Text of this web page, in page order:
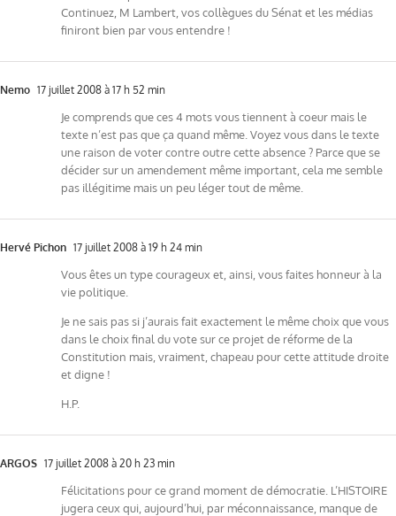
Continuez, M Lambert, vos collègues du Sénat et les médias
finiront bien par vous entendre !
Nemo 17 juillet 2008 à 17 h 52 min
Je comprends que ces 4 mots vous tiennent à coeur mais le
texte n’est pas que ça quand même. Voyez vous dans le texte
une raison de voter contre outre cette absence ? Parce que se
décider sur un amendement même important, cela me semble
pas illégitime mais un peu léger tout de même.
Hervé Pichon 17 juillet 2008 à 19 h 24 min
Vous êtes un type courageux et, ainsi, vous faites honneur à la
vie politique.
Je ne sais pas si j’aurais fait exactement le même choix que vous
dans le choix final du vote sur ce projet de réforme de la
Constitution mais, vraiment, chapeau pour cette attitude droite
et digne !
H.P.
ARGOS 17 juillet 2008 à 20 h 23 min
Félicitations pour ce grand moment de démocratie. L’HISTOIRE
jugera ceux qui, aujourd’hui, par méconnaissance, manque de